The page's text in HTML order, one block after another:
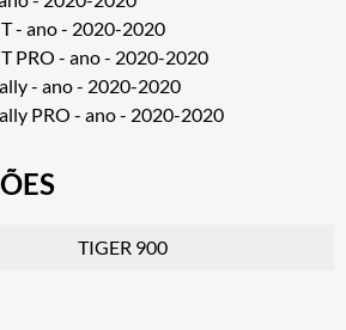
- ano - 2020-2020
PRO - ano - 2020-2020
- ano - 2020-2020
PRO - ano - 2020-2020
TIGER 900